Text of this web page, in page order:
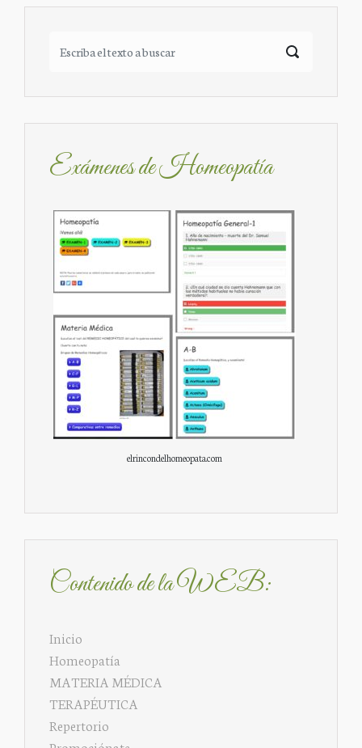
Exámenes de Homeopatía
elrincondelhomeopata.com
Contenido de la WEB:
Inicio
Homeopatía
MATERIA MÉDICA
TERAPÉUTICA
Repertorio